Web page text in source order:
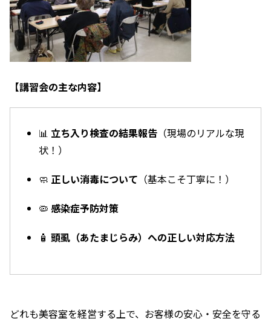
【講習会の主な内容】
📊 立ち入り検査の結果報告（現場のリアルな現
状！）
🧼 正しい消毒について （基本こそ丁寧に！）
🦠 感染症予防対策
🧴 頭虱（あたまじらみ）への正しい対応方法
どれも美容室を経営する上で、お客様の安心・安全を守る